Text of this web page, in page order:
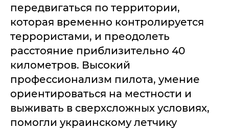
передвигаться по территории,
которая временно контролируется
террористами, и преодолеть
расстояние приблизительно 40
километров. Высокий
профессионализм пилота, умение
ориентироваться на местности и
выживать в сверхсложных условиях,
помогли украинскому летчику